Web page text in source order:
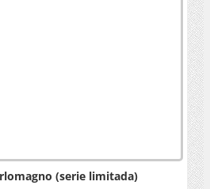
(serie limitada)